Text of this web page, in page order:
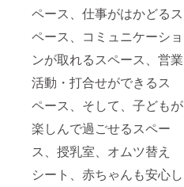
ペース、仕事がはかどるス
ペース、コミュニケーショ
ンが取れるスペース、営業
活動・打合せができるス
ペース、そして、子どもが
楽しんで過ごせるスペー
ス、授乳室、オムツ替え
シート、赤ちゃんも安心し